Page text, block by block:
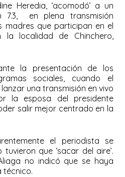
Heredia, ‘acomodó’ a un
7.3, en plena transmisión
madres que participan en el
la localidad de Chinchero,
la presentación de los
sociales, cuando el
una transmisión en vivo
la esposa del presidente
salir mejor centrado en la
el periodista se
que ‘sacar del aire’.
no indicó que se haya
técnico.